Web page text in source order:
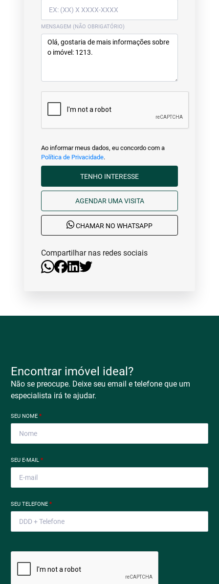
MENSAGEM (NÃO OBRIGATÓRIO)
Ao informar meus dados, eu concordo com a
Política de Privacidade.
TENHO INTERESSE
AGENDAR UMA VISITA
CHAMAR NO WHATSAPP
Compartilhar nas redes sociais
Encontrar imóvel ideal?
Não se preocupe. Deixe seu email e telefone que um
especialista irá te ajudar.
SEU NOME*
SEU E-MAIL*
SEU TELEFONE*